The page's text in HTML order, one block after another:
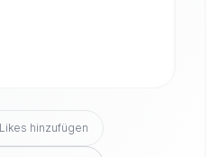
hinzufügen